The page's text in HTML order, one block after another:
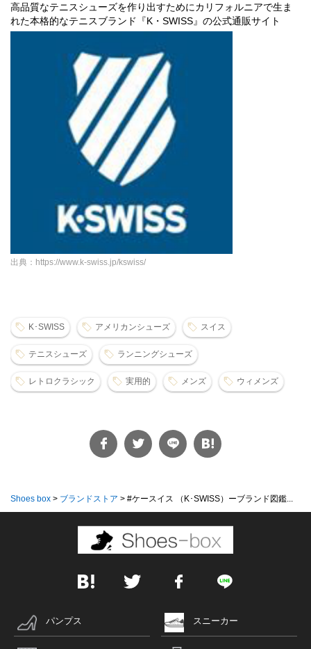
高品質なテニスシューズを作り出すためにカリフォルニアで生ま
れた本格的なテニスブランド『K・SWISS』の公式通販サイト
出典：https://www.k-swiss.jp/kswiss/
K･SWISS アメリカンシューズ スイス
テニスシューズ ランニングシューズ
レトロクラシック 実用的 メンズ ウィメンズ
Shoes box > ブランドストア > #ケースイス （K･SWISS）ーブランド図鑑...
パンプス スニーカー